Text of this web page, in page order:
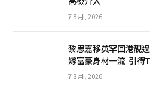
7 8 月, 2026
黎思嘉移英罕回港靚
嫁富豪身材一流 引得
7 8 月, 2026